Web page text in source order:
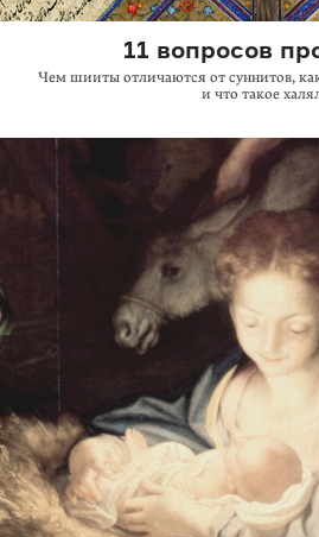
11 вопросов
Чем шииты отличаются от суннитов,
и что такое